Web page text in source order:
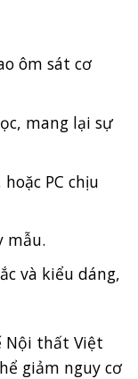
ôm sát cơ
mang lại sự
PC chịu
mẫu.
và kiểu dáng,
Nội thất Việt
giảm nguy cơ